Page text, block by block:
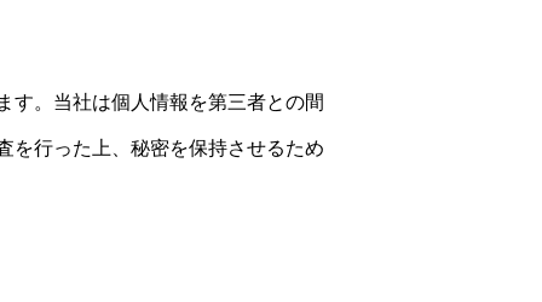
す。当社は個人情報を第三者との間
を行った上、秘密を保持させるため